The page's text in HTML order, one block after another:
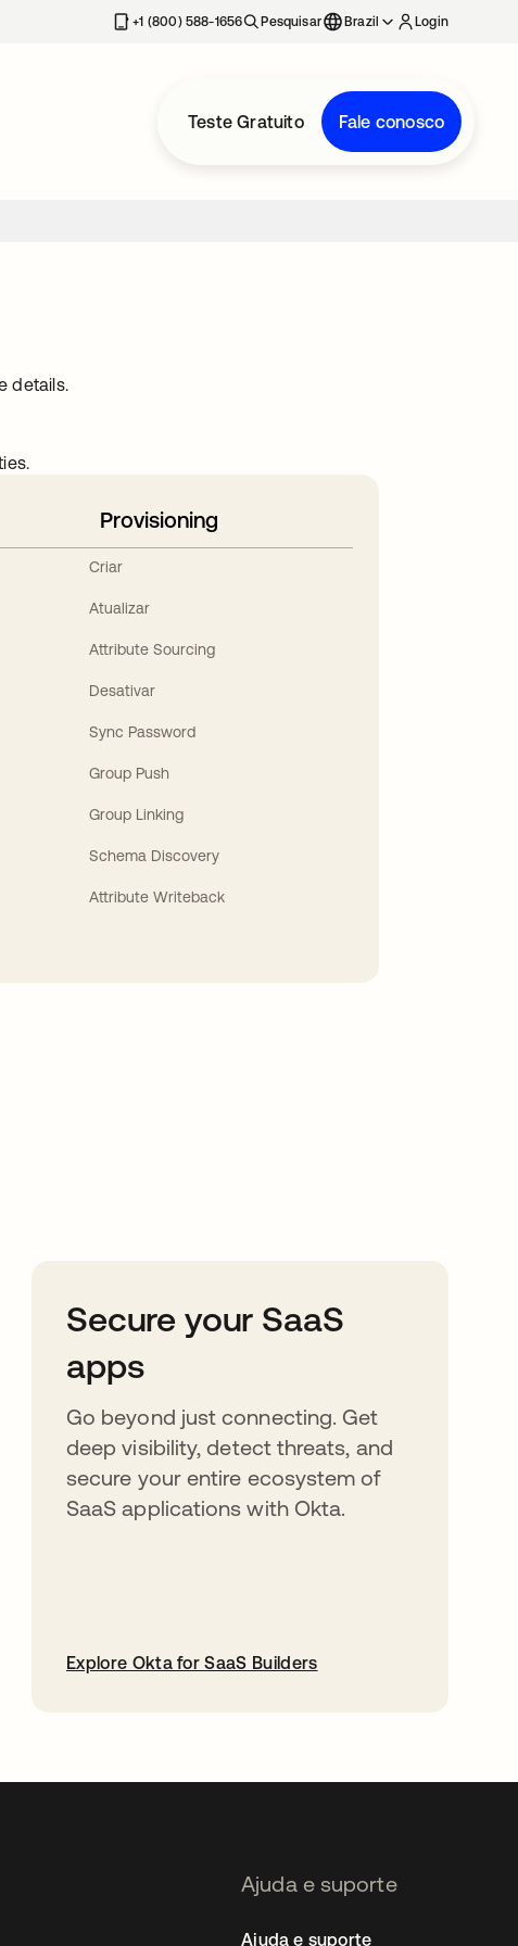
+1 (800) 588-1656 Pesquisar Brazil Login
Teste Gratuito Fale conosco
details.
Provisioning
Criar
Atualizar
Attribute Sourcing
Desativar
Sync Password
Group Push
Group Linking
Schema Discovery
Attribute Writeback
Secure your SaaS
apps
Go beyond just connecting. Get
deep visibility, detect threats, and
secure your entire ecosystem of
SaaS applications with Okta.
Explore Okta for SaaS Builders
Ajuda e suporte
Ajuda e suporte